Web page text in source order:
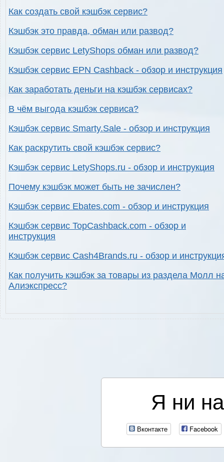
Как создать свой кэшбэк сервис?
Кэшбэк это правда, обман или развод?
Кэшбэк сервис LetyShops обман или развод?
Кэшбэк сервис EPN Cashback - обзор и инструкция
Как заработать деньги на кэшбэк сервисах?
В чём выгода кэшбэк сервиса?
Кэшбэк сервис Smarty.Sale - обзор и инструкция
Как раскрутить свой кэшбэк сервис?
Кэшбэк сервис LetyShops.ru - обзор и инструкция
Почему кэшбэк может быть не зачислен?
Кэшбэк сервис Ebates.com - обзор и инструкция
Кэшбэк сервис TopCashback.com - обзор и
инструкция
Кэшбэк сервис Cash4Brands.ru - обзор и
Как получить кэшбэк за товары из раздела Молл
Алиэкспресс?
Я ни
Вконтакте Facebook